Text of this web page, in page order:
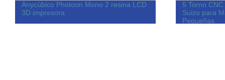
Anycúbico Photoon Mono 2 resina LCD
3D impresora
5 Torno
Suizo para
Pequeñas